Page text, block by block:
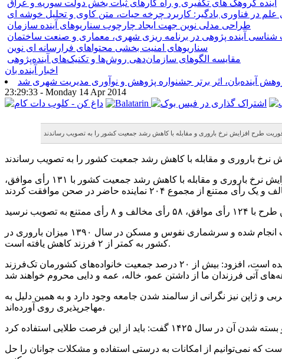
آینده گروهک های تکفیری و راه کارهای ثبات بخش دولت سوریه و عراق
علم در فناوری بادگیر: کاربرد چرخه حیات، متن کاوی و تحلیل خوشه ای
طراحی مدلی نوین جهت ایجاد چارچوب سناریوهای آینده سازمان
آینده پژوهی در برنامه ریزی شهری، معماری و صنعت ساختمان
سناریوهای امنیت بخشی محتواهای فرارسانه ای نوین
مقایسه‏ الگوهای سازمان‌دهی روش‌ها و تکنیک‌های آینده‌پژوهی
اخبار آینده بان
آینده‌بان، اثر برتر جشنواره پژوهش و نوآوری مدیریت شهری شد
23:29:33 - Monday 14 Apr 2014
طرح افزایش نرخ باروری و مقابله با کاهش رشد جمعیت کشور را به تصویب رساندند
به گزارش خبرگزاری خانه ملت، نمایندگان در نشست علنی، یکشنبه ۲۴ فروردین ماه، مجلس شورای اسلامی با یک فوریت طرح افزایش نرخ باروری و مقابله با کاهش رشد جمعیت کشور با ۱۳۱ رأی موافق،
محمدعلی شهریاری در تشریح طرح مذکور با بیان اینکه یکی از شاخص‌های اقتدار کشورها جمعیت آنها است، گفت: براساس مطالعات انجام شده و سرشماری نفوس و مسکن در سال ۱۳۹۰ میزان باروری در
کشور به کمتر از ۲ فرزند کاهش یافته است.
نماینده مردم زاهدان در مجلس شورای اسلامی با بیان اینکه طرح افزایش نرخ باروری به امضای ۸۲ نفر از نمایندگان صحن مجلس رسیده است، افزود: بیش از ۲۰ درصد جمعیت خانواده‌های کشورمان تک‌فرزند
ادامه داد: در جوامع غربی و ژاپن نیز نگرانی از سالمند شدن جامعه وجود دارد و به همین دلیل به
مهاجرپذیری روی آورده‌اند.
به دلیل سوءمدیریت است که نمی‌توانیم از امکانات به درستی استفاده و مشکلات جوانان را حل